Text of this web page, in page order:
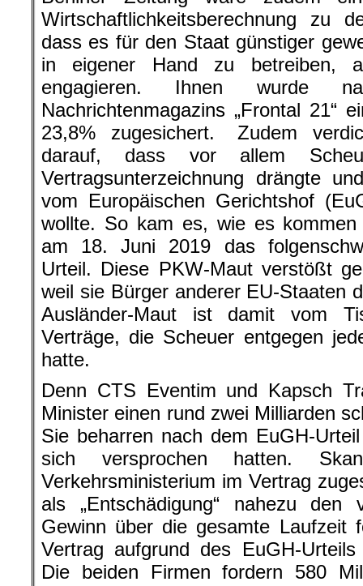
Wirtschaftlichkeitsberechnung zu
dass es für den Staat günstiger
in eigener Hand zu betreiben,
engagieren. Ihnen wurde
Nachrichtenmagazins „Frontal 21“
23,8% zugesichert. Zudem
darauf, dass vor allem
Vertragsunterzeichnung drängte
vom Europäischen Gerichtshof
wollte. So kam es, wie es
am 18. Juni 2019 das
Urteil. Diese PKW-Maut verstößt
weil sie Bürger anderer EU-Staaten
Ausländer-Maut ist damit vom
Verträge, die Scheuer entgegen
hatte.
Denn CTS Eventim und Kapsch
Minister einen rund zwei Milliarden
Sie beharren nach dem EuGH-
sich versprochen hatten.
Verkehrsministerium im Vertrag
als „Entschädigung“ nahezu den
Gewinn über die gesamte Laufzeit
Vertrag aufgrund des EuGH-
Die beiden Firmen fordern 580